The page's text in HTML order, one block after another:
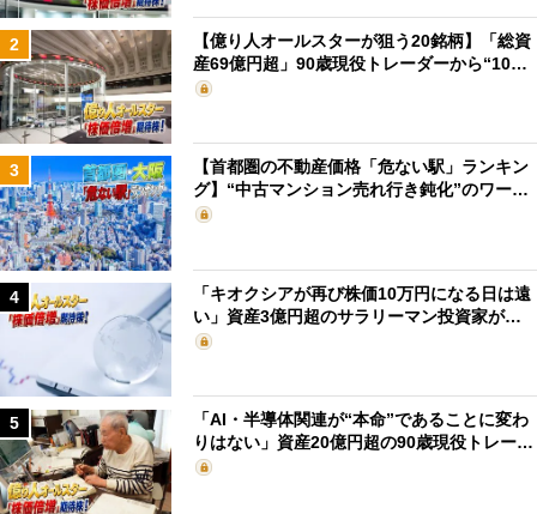
2
【億り人オールスターが狙う20銘柄】「総資
産69億円超」90歳現役トレーダーから“10…
3
【首都圏の不動産価格「危ない駅」ランキン
グ】“中古マンション売れ行き鈍化”のワー…
4
「キオクシアが再び株価10万円になる日は遠
い」資産3億円超のサラリーマン投資家が…
5
「AI・半導体関連が“本命”であることに変わ
りはない」資産20億円超の90歳現役トレー…